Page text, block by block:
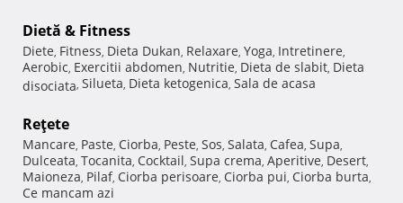
Dietă & Fitness
Diete, Fitness, Dieta Dukan, Relaxare, Yoga, Intretinere,
Aerobic, Exercitii abdomen, Nutritie, Dieta de slabit, Dieta
disociata, Silueta, Dieta ketogenica, Sala de acasa
Reţete
Mancare, Paste, Ciorba, Peste, Sos, Salata, Cafea, Supa,
Dulceata, Tocanita, Cocktail, Supa crema, Aperitive, Desert,
Maioneza, Pilaf, Ciorba perisoare, Ciorba pui, Ciorba burta,
Ce mancam azi